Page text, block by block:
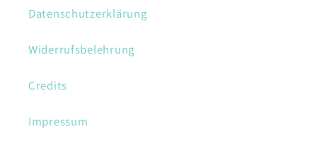
Datenschutzerklärung
Widerrufsbelehrung
Credits
Impressum